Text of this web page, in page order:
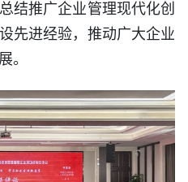
结推广企业管理现代化创
先进经验，推动广大企业
。